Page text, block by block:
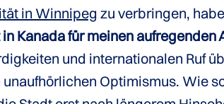
in Winnipeg zu verbringen,
Kanada für meinen
und internationalen Ruf
Optimismus. Wie